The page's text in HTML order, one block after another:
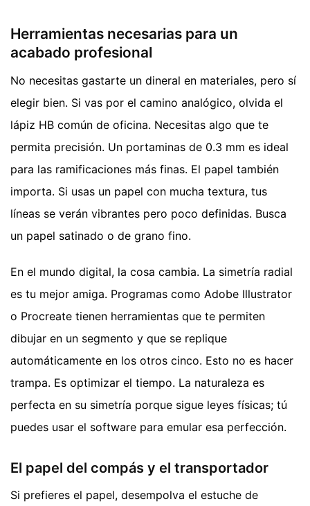
Herramientas necesarias para un
acabado profesional
No necesitas gastarte un dineral en materiales, pero sí
elegir bien. Si vas por el camino analógico, olvida el
lápiz HB común de oficina. Necesitas algo que te
permita precisión. Un portaminas de 0.3 mm es ideal
para las ramificaciones más finas. El papel también
importa. Si usas un papel con mucha textura, tus
líneas se verán vibrantes pero poco definidas. Busca
un papel satinado o de grano fino.
En el mundo digital, la cosa cambia. La simetría radial
es tu mejor amiga. Programas como Adobe Illustrator
o Procreate tienen herramientas que te permiten
dibujar en un segmento y que se replique
automáticamente en los otros cinco. Esto no es hacer
trampa. Es optimizar el tiempo. La naturaleza es
perfecta en su simetría porque sigue leyes físicas; tú
puedes usar el software para emular esa perfección.
El papel del compás y el transportador
Si prefieres el papel, desempolva el estuche de